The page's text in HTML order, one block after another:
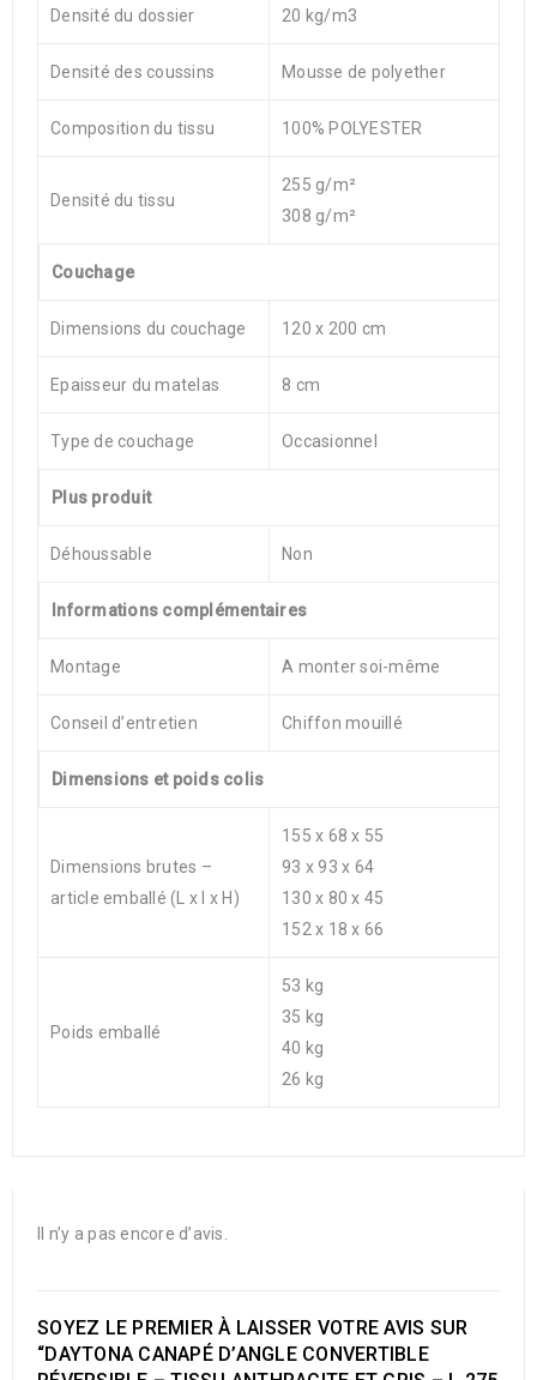
Densité du dossier 20 kg/m3
Densité des coussins Mousse de polyether
Composition du tissu 100% POLYESTER
Densité du tissu
255 g/m²
308 g/m²
Couchage
Dimensions du couchage 120 x 200 cm
Epaisseur du matelas 8 cm
Type de couchage Occasionnel
Plus produit
Déhoussable Non
Informations complémentaires
Montage A monter soi-même
Conseil d’entretien Chiffon mouillé
Dimensions et poids colis
Dimensions brutes –
article emballé (L x l x H)
155 x 68 x 55
93 x 93 x 64
130 x 80 x 45
152 x 18 x 66
Poids emballé
53 kg
35 kg
40 kg
26 kg
Il n’y a pas encore d’avis.
SOYEZ LE PREMIER À LAISSER VOTRE AVIS SUR
“DAYTONA CANAPÉ D’ANGLE CONVERTIBLE